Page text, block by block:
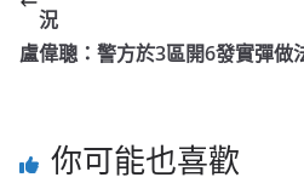
況
盧偉聰：警方於3區開6發實彈做
你可能也喜歡